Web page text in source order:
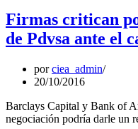
Firmas critican
de Pdvsa ante el
porciea_admin
20/10/2016
Barclays Capital y Bank of
negociación podría darle un